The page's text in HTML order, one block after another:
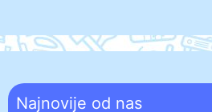
Najnovije od nas